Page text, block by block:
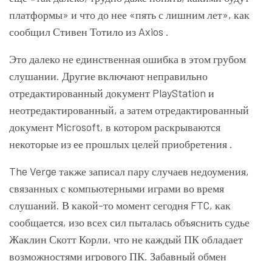
платформы» и что до нее «пять с лишним лет», как
сообщил Стивен Тотило из Axios .
Это далеко не единственная ошибка в этом грубом
слушании. Другие включают неправильно
отредактированный документ PlayStation и
неотредактированный, а затем отредактированный
документ Microsoft, в котором раскрываются
некоторые из ее прошлых целей приобретения .
The Verge также записал пару случаев недоумения,
связанных с компьютерными играми во время
слушаний. В какой-то момент сегодня FTC, как
сообщается, изо всех сил пыталась объяснить судье
Жаклин Скотт Корли, что не каждый ПК обладает
возможностями игрового ПК. Забавный обмен